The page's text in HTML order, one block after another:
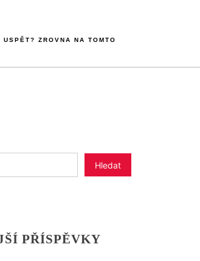
ZROVNA NA TOMTO
Hledat
PŘÍSPĚVKY